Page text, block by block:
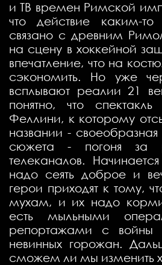
и ТВ времен Римской
что действие каким-
связано с древним
на сцену в хоккейной
впечатление, что на
сэкономить. Но уже
всплывают реалии 21
понятно, что
Феллини, к которому
названии -
сюжета - погоня за
телеканалов.
надо сеять доброе и
герои приходят к тому,
мухам, и их надо
есть мыльными
репортажами с
невинных горожан.
сможем ли мы изменить